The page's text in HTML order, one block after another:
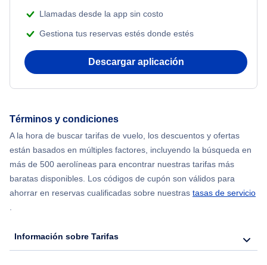
Llamadas desde la app sin costo
Gestiona tus reservas estés donde estés
Descargar aplicación
Términos y condiciones
A la hora de buscar tarifas de vuelo, los descuentos y ofertas
están basados en múltiples factores, incluyendo la búsqueda en
más de 500 aerolíneas para encontrar nuestras tarifas más
baratas disponibles. Los códigos de cupón son válidos para
ahorrar en reservas cualificadas sobre nuestras tasas de servicio
.
Información sobre Tarifas